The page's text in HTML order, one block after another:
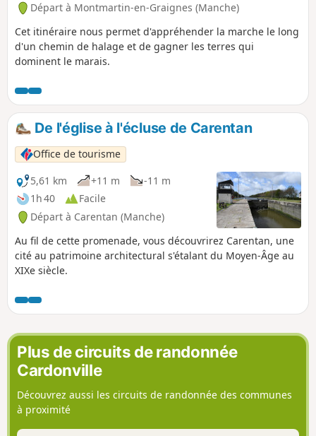
Départ à Montmartin-en-Graignes (Manche)
Cet itinéraire nous permet d'appréhender la marche le long
d'un chemin de halage et de gagner les terres qui
dominent le marais.
De l'église à l'écluse de Carentan
Office de tourisme
5,61 km
+11 m
-11 m
1h 40
Facile
Départ à Carentan (Manche)
Au fil de cette promenade, vous découvrirez Carentan, une
cité au patrimoine architectural s'étalant du Moyen-Âge au
XIXe siècle.
Plus de circuits de randonnée
Cardonville
Découvrez aussi les circuits de randonnée des communes
à proximité